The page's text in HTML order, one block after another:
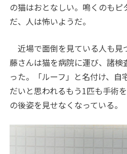
の猫はおとなしい。鳴くのも
だ、人は怖いようだ。
近場で面倒を見ている人も見
藤さんは猫を病院に運び、諸検
った。「ルーフ」と名付け、自
だいと思われるもう1匹も手術
の後姿を見せなくなっている。